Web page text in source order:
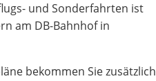
und Sonderfahrten ist
am DB-Bahnhof in
bekommen Sie zusätzlich